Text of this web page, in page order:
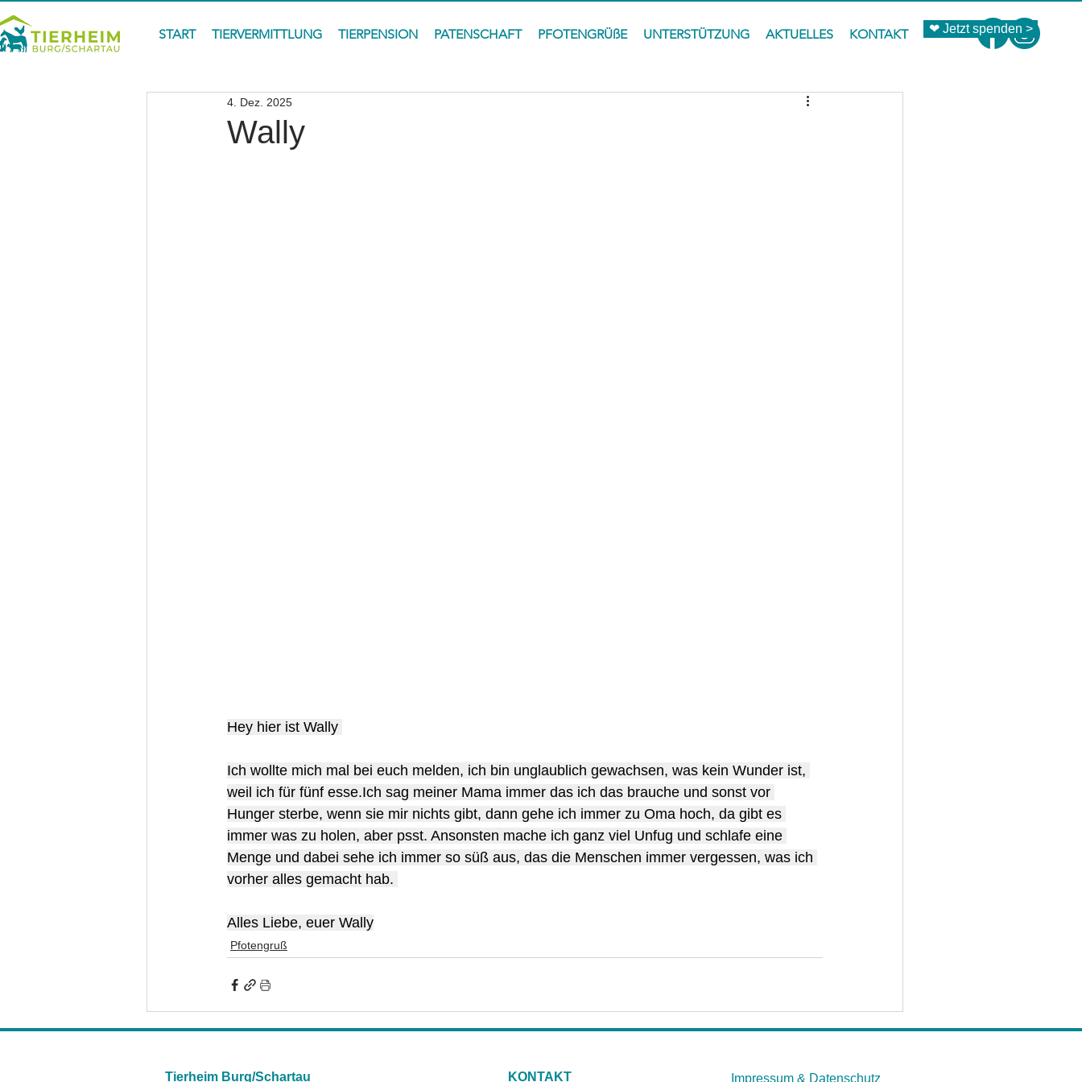
START TIERVERMITTLUNG TIERPENSION PATENSCHAFT PFOTENGRÜßE UNTERSTÜTZUNG AKTUELLES KONTAKT ❤ Jetzt spenden >
Wally
4. Dez. 2025
Hey hier ist Wally
Ich wollte mich mal bei euch melden, ich bin unglaublich gewachsen, was kein Wunder ist,
weil ich für fünf esse.Ich sag meiner Mama immer das ich das brauche und sonst vor
Hunger sterbe, wenn sie mir nichts gibt, dann gehe ich immer zu Oma hoch, da gibt es
immer was zu holen, aber psst. Ansonsten mache ich ganz viel Unfug und schlafe eine
Menge und dabei sehe ich immer so süß aus, das die Menschen immer vergessen, was ich
vorher alles gemacht hab.
Alles Liebe, euer Wally
Pfotengruß
Tierheim Burg/Schartau KONTAKT Impressum & Datenschutz